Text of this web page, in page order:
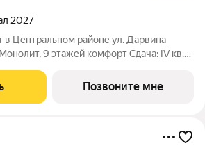
2027
и парком им. Глинки. Преимущества:
Позвоните мне